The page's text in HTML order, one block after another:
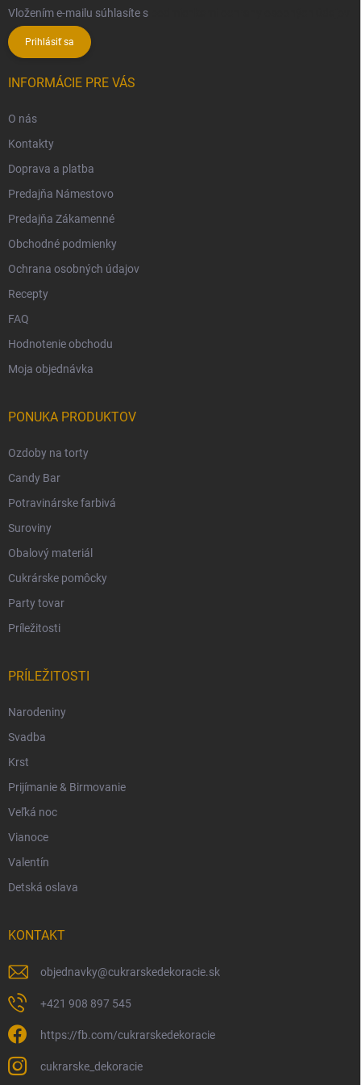
Vložením e-mailu súhlasíte s
Prihlásiť sa
INFORMÁCIE PRE VÁS
O nás
Kontakty
Doprava a platba
Predajňa Námestovo
Predajňa Zákamenné
Obchodné podmienky
Ochrana osobných údajov
Recepty
FAQ
Hodnotenie obchodu
Moja objednávka
PONUKA PRODUKTOV
Ozdoby na torty
Candy Bar
Potravinárske farbivá
Suroviny
Obalový materiál
Cukrárske pomôcky
Party tovar
Príležitosti
PRÍLEŽITOSTI
Narodeniny
Svadba
Krst
Prijímanie & Birmovanie
Veľká noc
Vianoce
Valentín
Detská oslava
KONTAKT
objednavky@cukrarskedekoracie.sk
+421 908 897 545
https://fb.com/cukrarskedekoracie
cukrarske_dekoracie